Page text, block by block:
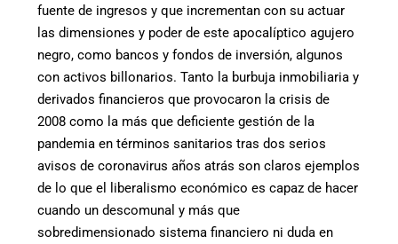
fuente de ingresos y que incrementan con su actuar
las dimensiones y poder de este apocalíptico agujero
negro, como bancos y fondos de inversión, algunos
con activos billonarios. Tanto la burbuja inmobiliaria y
derivados financieros que provocaron la crisis de
2008 como la más que deficiente gestión de la
pandemia en términos sanitarios tras dos serios
avisos de coronavirus años atrás son claros ejemplos
de lo que el liberalismo económico es capaz de hacer
cuando un descomunal y más que
sobredimensionado sistema financiero ni duda en